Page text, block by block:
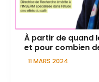
À partir de quand
et pour combien
11 MARS 2024